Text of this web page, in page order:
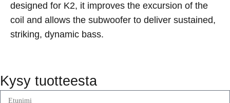
designed for K2, it improves the excursion of the
coil and allows the subwoofer to deliver sustained,
striking, dynamic bass.
Kysy tuotteesta